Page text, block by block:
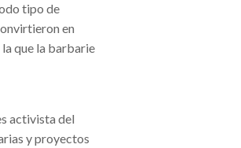
tipo de
en
que la barbarie
activista del
y proyectos